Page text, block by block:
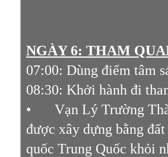
NGÀY 6: THAM
07:00: Dùng điểm tâm
08:30: Khởi hành đi
•
Vạn Lý Trường
được xây dựng bằng
quốc Trung Quốc khỏi